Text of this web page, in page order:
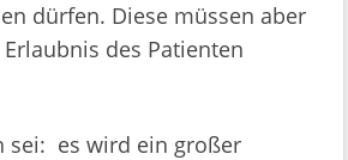
dürfen. Diese müssen aber
des Patienten
sei: es wird ein großer